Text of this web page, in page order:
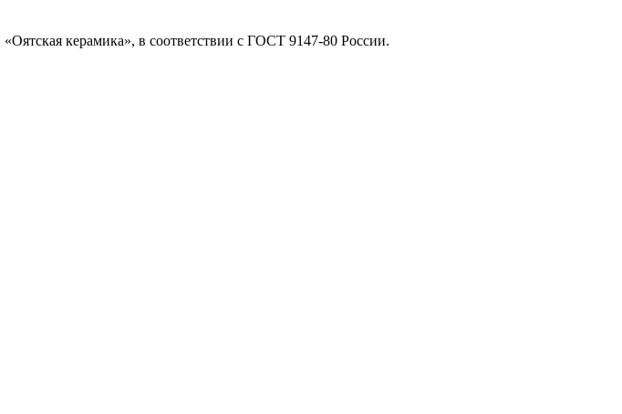
керамика», в соответствии с ГОСТ 9147-80 России.